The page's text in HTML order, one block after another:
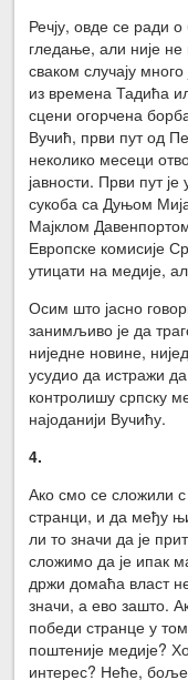
Речју, овде се ради о
гледање, али није
сваком случају
из времена Тадића
сцени огорчена
Вучић, први пут од
неколико месеци
јавности. Први пут
сукоба са Дуњом
Мајклом
Европске комисије
утицати на медије,
Осим што јасно
занимљиво је да
ниједне новине,
усудио да истражи
контролишу српску
најоданији Вучићу.
4.
Ако смо се сложили с
странци, и да међу
ли то значи да је
сложимо да је ипак
држи домаћа власт
значи, а ево зашто.
победи странце у
поштеније медије?
интерес? Неће, боље